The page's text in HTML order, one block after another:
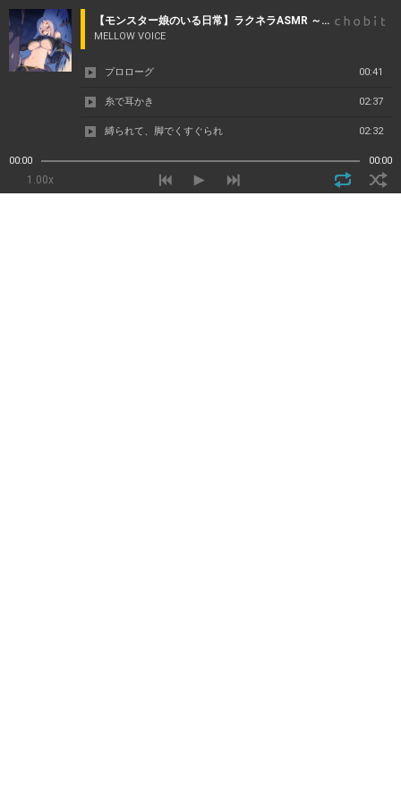
【モンスター娘のいる日常】ラクネラASMR ～搦めとられて癒されて～【CV:中村桜】
MELLOW VOICE
プロローグ 00:41
糸で耳かき 02:37
縛られて、脚でくすぐられ 02:32
00:00 00:00
1.00x